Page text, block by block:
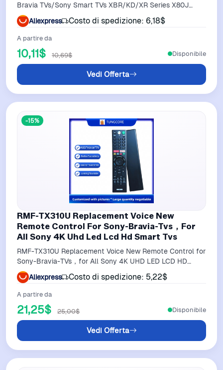
Bravia TVs/Sony Smart TVs XBR/KD/XR Series X80J
X85J X90J A80J X80CJ
Aliexpress Costo di spedizione: 6,18$
A partire da
10,11$ 10,69$
Vedi Offerta
Disponibile
-15%
RMF-TX310U Replacement Voice New
Remote Control For Sony-Bravia-Tvs，For
All Sony 4K Uhd Led Lcd Hd Smart Tvs
RMF-TX310U Replacement Voice New Remote Control for
Sony-Bravia-TVs，for All Sony 4K UHD LED LCD HD
Smart TVs
Aliexpress Costo di spedizione: 5,22$
A partire da
21,25$ 25,00$
Vedi Offerta
Disponibile